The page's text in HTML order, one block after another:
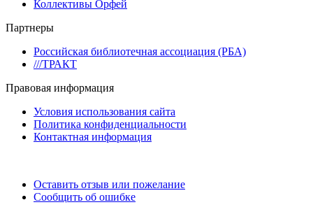
Коллективы Орфей
Партнеры
Российская библиотечная ассоциация (РБА)
///ТРАКТ
Правовая информация
Условия использования сайта
Политика конфиденциальности
Контактная информация
Оставить отзыв или пожелание
Сообщить об ошибке